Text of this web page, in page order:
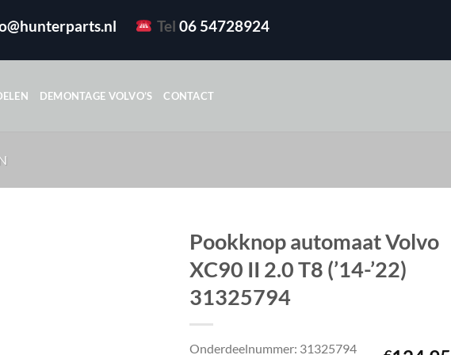
Tel 06 54728924
DEMONTAGE VOLVO’S CONTACT
Pookknop automaat Volvo
XC90 II 2.0 T8 (’14-’22)
31325794
Onderdeelnummer: 31325794